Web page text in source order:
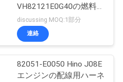
ロット
ー
VH82121E0G40の燃料噴
射装置ワイヤーSK200-8
discussing MOQ:1部分
連絡
82051-E0050 Hino J08E
エンジンの配線用ハーネ